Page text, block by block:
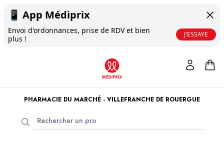
📱 App Médiprix
Envoi d'ordonnances, prise de RDV et bien
plus !
J'ESSAYE
PHARMACIE DU MARCHÉ - VILLEFRANCHE DE ROUERGUE